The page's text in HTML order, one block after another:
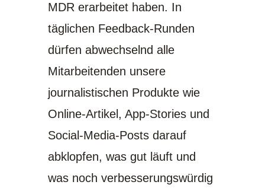
MDR erarbeitet haben. In
täglichen Feedback-Runden
dürfen abwechselnd alle
Mitarbeitenden unsere
journalistischen Produkte wie
Online-Artikel, App-Stories und
Social-Media-Posts darauf
abklopfen, was gut läuft und
was noch verbesserungswürdig